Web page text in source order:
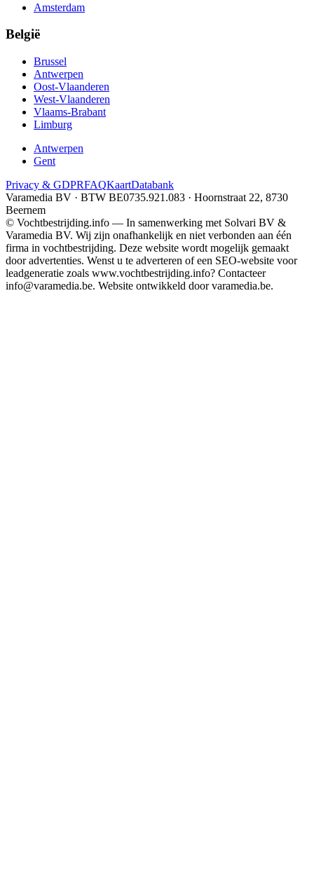
Amsterdam
België
Brussel
Antwerpen
Oost-Vlaanderen
West-Vlaanderen
Vlaams-Brabant
Limburg
Antwerpen
Gent
Privacy & GDPRFAQKaartDatabank
Varamedia BV · BTW BE0735.921.083 · Hoornstraat 22, 8730
Beernem
© Vochtbestrijding.info — In samenwerking met Solvari BV &
Varamedia BV. Wij zijn onafhankelijk en niet verbonden aan één
firma in vochtbestrijding. Deze website wordt mogelijk gemaakt
door advertenties. Wenst u te adverteren of een SEO-website voor
leadgeneratie zoals www.vochtbestrijding.info? Contacteer
info@varamedia.be. Website ontwikkeld door varamedia.be.